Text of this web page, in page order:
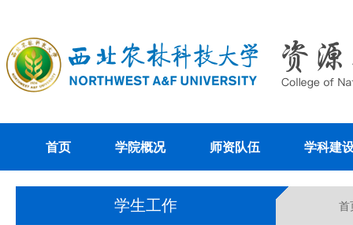
首页 学院概况 师资队伍 学科建
学生工作 首